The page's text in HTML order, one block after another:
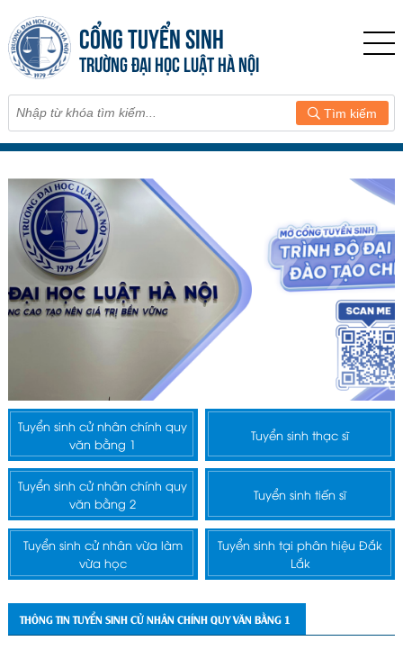
CỔNG TUYỂN SINH
TRƯỜNG ĐẠI HỌC LUẬT HÀ NỘI
Tìm kiếm
Tuyển sinh cử nhân chính quy
văn bằng 1
Tuyển sinh thạc sĩ
Tuyển sinh cử nhân chính quy
văn bằng 2
Tuyển sinh tiến sĩ
Tuyển sinh cử nhân vừa làm
vừa học
Tuyển sinh tại phân hiệu Đắk
Lắk
THÔNG TIN TUYỂN SINH CỬ NHÂN CHÍNH QUY VĂN BẰNG 1